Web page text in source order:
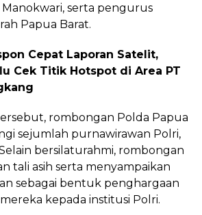
Manokwari, serta pengurus
Papua Barat.
Cepat Laporan Satelit,
Cek Titik Hotspot di Area PT
rombongan Polda Papua
sejumlah purnawirawan Polri,
bersilaturahmi, rombongan
tali asih serta menyampaikan
sebagai bentuk penghargaan
kepada institusi Polri.